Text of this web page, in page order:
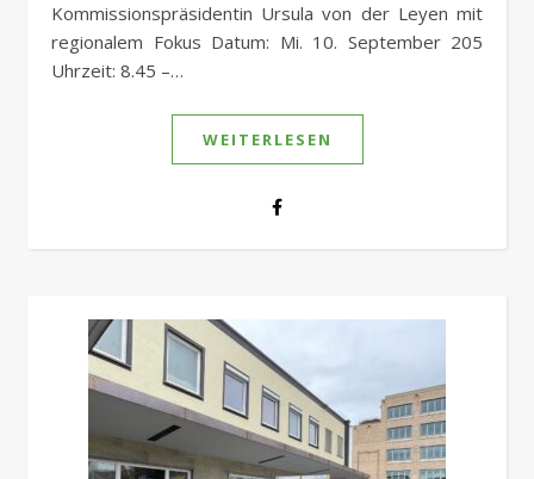
Kommissionspräsidentin Ursula von der Leyen mit
regionalem Fokus Datum: Mi. 10. September 205
Uhrzeit: 8.45 –…
WEITERLESEN